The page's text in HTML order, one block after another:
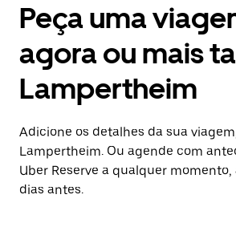
Peça uma
agora ou mais
Lampertheim
Adicione os detalhes da sua
Lampertheim. Ou agende com
Uber Reserve a qualquer momento,
dias antes.